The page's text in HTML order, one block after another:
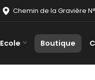
Chemin de la Gravière
Ecole Boutique